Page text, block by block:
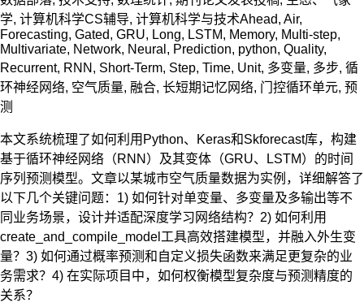
学, 计算机科学CS辅导, 计算机科学与技术Ahead, Air,
Forecasting, Gated, GRU, Long, LSTM, Memory, Multi-step,
Multivariate, Network, Neural , Prediction, python, Quality,
Recurrent, RNN , Short-Term, Step, Time, Unit, 多变量, 多步, 循
环神经网络, 空气质量, 融合, 长短期记忆网络, 门控循环单元, 预
测
本文系统梳理了如何利用Python、Keras和Skforecast库，构建
基于循环神经网络（RNN）及其变体（GRU、LSTM）的时间
序列预测模型。文章以某城市空气质量数据为实例，详细解答了
以下几个关键问题：1) 如何针对单变量、多变量及多输出等不
同业务场景，设计并适配深度学习网络结构？2) 如何利用
create_and_compile_model工具高效搭建模型，并融入外生变
量？3) 如何通过概率预测和自定义损失函数来满足更复杂的业
务需求？4) 在实际项目中，如何权衡模型复杂度与预测精度的
关系？